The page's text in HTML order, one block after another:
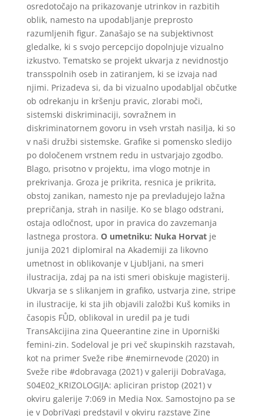
osredotočajo na prikazovanje utrinkov in razbitih
oblik, namesto na upodabljanje preprosto
razumljenih figur. Zanašajo se na subjektivnost
gledalke, ki s svojo percepcijo dopolnjuje vizualno
izkustvo. Tematsko se projekt ukvarja z nevidnostjo
transspolnih oseb in zatiranjem, ki se izvaja nad
njimi. Prizadeva si, da bi vizualno upodabljal občutke
ob odrekanju in kršenju pravic, zlorabi moči,
sistemski diskriminaciji, sovražnem in
diskriminatornem govoru in vseh vrstah nasilja, ki so
v naši družbi sistemske. Grafike si pomensko sledijo
po določenem vrstnem redu in ustvarjajo zgodbo.
Blago, prisotno v projektu, ima vlogo motnje in
prekrivanja. Groza je prikrita, resnica je prikrita,
obstoj zanikan, namesto nje pa prevladujejo lažna
prepričanja, strah in nasilje. Ko se blago odstrani,
ostaja odločnost, upor in pravica do zavzemanja
lastnega prostora. O umetniku: Nuka Horvatje
junija 2021 diplomiral na Akademiji za likovno
umetnost in oblikovanje v Ljubljani, na smeri
ilustracija, zdaj pa na isti smeri obiskuje magisterij.
Ukvarja se s slikanjem in grafiko, ustvarja zine, stripe
in ilustracije, ki sta jih objavili založbi Kuš komiks in
časopis FŮD, oblikoval in uredil pa je tudi
TransAkcijina zina Queerantine zine in Uporniški
femini-zin. Sodeloval je pri več skupinskih razstavah,
kot na primer Sveže ribe #nemirnevode (2020) in
Sveže ribe #dobravaga (2021) v galeriji DobraVaga,
S04E02_KRIZOLOGIJA: apliciran pristop (2021) v
okviru galerije 7:069 in Media Nox. Samostojno pa se
je v DobriVagi predstavil v okviru razstave Zine